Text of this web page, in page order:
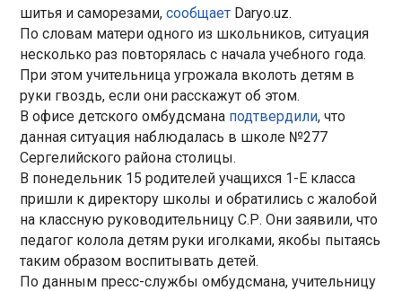
шитья и саморезами,сообщает Daryo.uz.
По словам матери одного из школьников, ситуация
несколько раз повторялась с начала учебного года.
При этом учительница угрожала вколоть детям в
руки гвоздь, если они расскажут об этом.
В офисе детского омбудсмана подтвердили, что
данная ситуация наблюдалась в школе №277
Сергелийского района столицы.
В понедельник 15 родителей учащихся 1-Е класса
пришли к директору школы и обратились с жалобой
на классную руководительницу С.Р. Они заявили, что
педагог колола детям руки иголками, якобы пытаясь
таким образом воспитывать детей.
По данным пресс-службы омбудсмана, учительницу